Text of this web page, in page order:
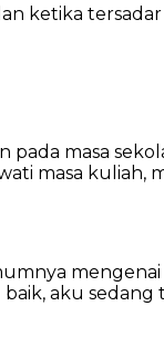
ketika
masa
masa kuliah,
mengenai
aku